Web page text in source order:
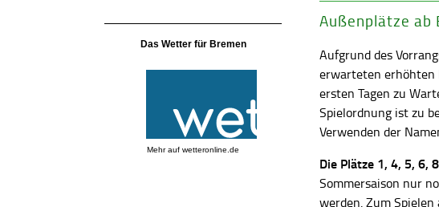
Das Wetter für Bremen
Mehr auf wetteronline.de
Außenplätze ab
Aufgrund des
erwarteten erhöhten
ersten Tagen zu
Spielordnung ist zu
Verwenden der
Die Plätze 1, 4, 5, 6,
Sommersaison nur
werden. Zum Spielen